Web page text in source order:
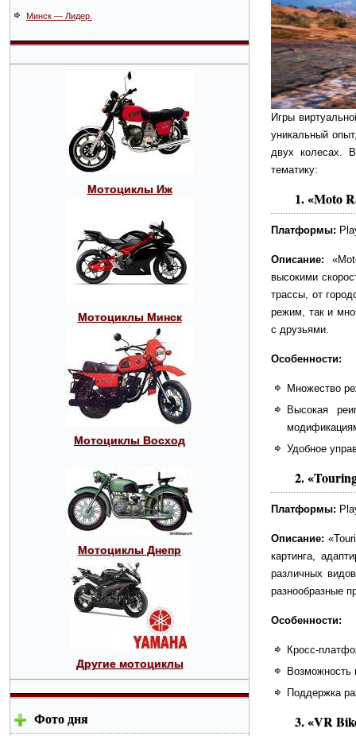
Минск — Лидер.
Мотоциклы Иж
Мотоциклы Минск
Мотоциклы Восход
Мотоциклы Днепр
Другие мотоциклы
Фото дня
Игры
уникальный
двух колесах.
тематику:
1.«Moto
Платформы:
Описание:
высокими
трассы, от
режим, так и
с друзьями.
Особенности:
Множество
Высокая
Удобное
2.
Платформы:
Описание:
картинга,
различных
разнообразные
Особенности:
Кросс-
Возможность
Поддержка
3.«VR